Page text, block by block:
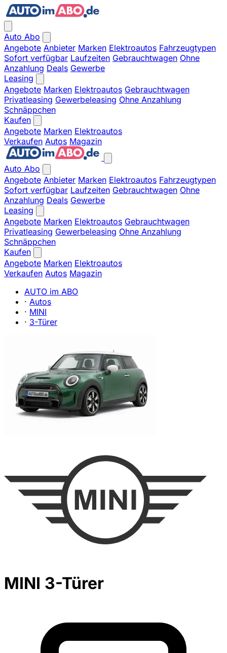
Auto Abo
Angebote Anbieter Marken Elektroautos Fahrzeugtypen
Sofort verfügbar Laufzeiten Gebrauchtwagen Ohne
Anzahlung Deals Gewerbe
Leasing
Angebote Marken Elektroautos Gebrauchtwagen
Privatleasing Gewerbeleasing Ohne Anzahlung
Schnäppchen
Kaufen
Angebote Marken Elektroautos
Verkaufen Autos Magazin
Auto Abo
Angebote Anbieter Marken Elektroautos Fahrzeugtypen
Sofort verfügbar Laufzeiten Gebrauchtwagen Ohne
Anzahlung Deals Gewerbe
Leasing
Angebote Marken Elektroautos Gebrauchtwagen
Privatleasing Gewerbeleasing Ohne Anzahlung
Schnäppchen
Kaufen
Angebote Marken Elektroautos
Verkaufen Autos Magazin
AUTO im ABO
· Autos
· MINI
· 3-Türer
MINI 3-Türer